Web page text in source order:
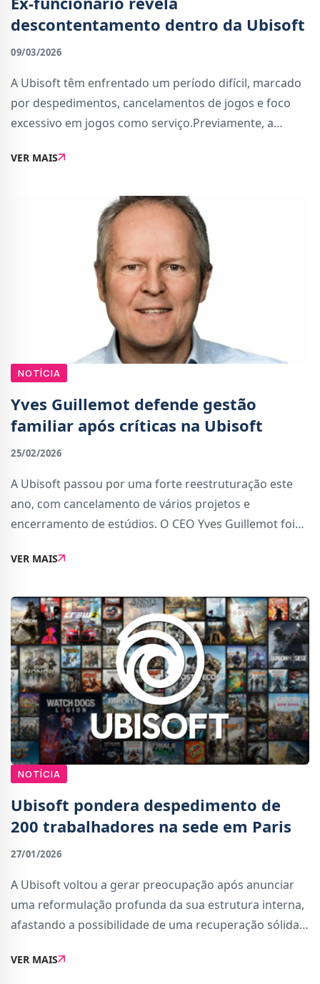
descontentamento dentro da Ubisoft
09/03/2026
A Ubisoft têm enfrentado um período difícil, marcado
por despedimentos, cancelamentos de jogos e foco
excessivo em jogos como serviço.Previamente, a
abertos, mas desde então, a empresa perdeu
VER MAIS
NOTÍCIA
Yves Guillemot defende gestão
familiar após críticas na Ubisoft
25/02/2026
A Ubisoft passou por uma forte reestruturação este
ano, com cancelamento de vários projetos e
encerramento de estúdios. O CEO Yves Guillemot foi
Vantage Studios ao seu filho, Charlie Guill
VER MAIS
NOTÍCIA
Ubisoft pondera despedimento de
200 trabalhadores na sede em Paris
27/01/2026
A Ubisoft voltou a gerar preocupação após anunciar
uma reformulação profunda da sua estrutura interna,
afastando a possibilidade de uma recuperação sólida
redução significativa de custos e pode
VER MAIS